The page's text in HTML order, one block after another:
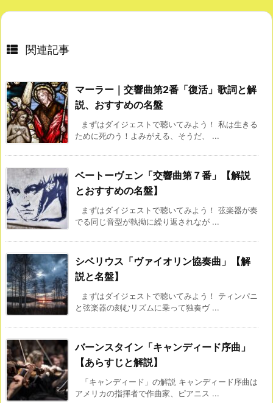
関連記事
マーラー｜交響曲第2番「復活」歌詞と解
説、おすすめの名盤
まずはダイジェストで聴いてみよう！ 私は生きる
ために死のう！よみがえる、そうだ、 ...
ベートーヴェン「交響曲第７番」【解説
とおすすめの名盤】
まずはダイジェストで聴いてみよう！ 弦楽器が奏
でる同じ音型が執拗に繰り返されなが ...
シベリウス「ヴァイオリン協奏曲」【解
説と名盤】
まずはダイジェストで聴いてみよう！ ティンパニ
と弦楽器の刻むリズムに乗って独奏ヴ ...
バーンスタイン「キャンディード序曲」
【あらすじと解説】
「キャンディード」の解説 キャンディード序曲は
アメリカの指揮者で作曲家、ピアニス ...